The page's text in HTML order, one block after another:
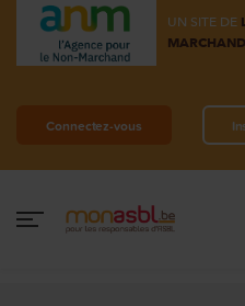
UN SITE DE
MARCHAND
Connectez-vous